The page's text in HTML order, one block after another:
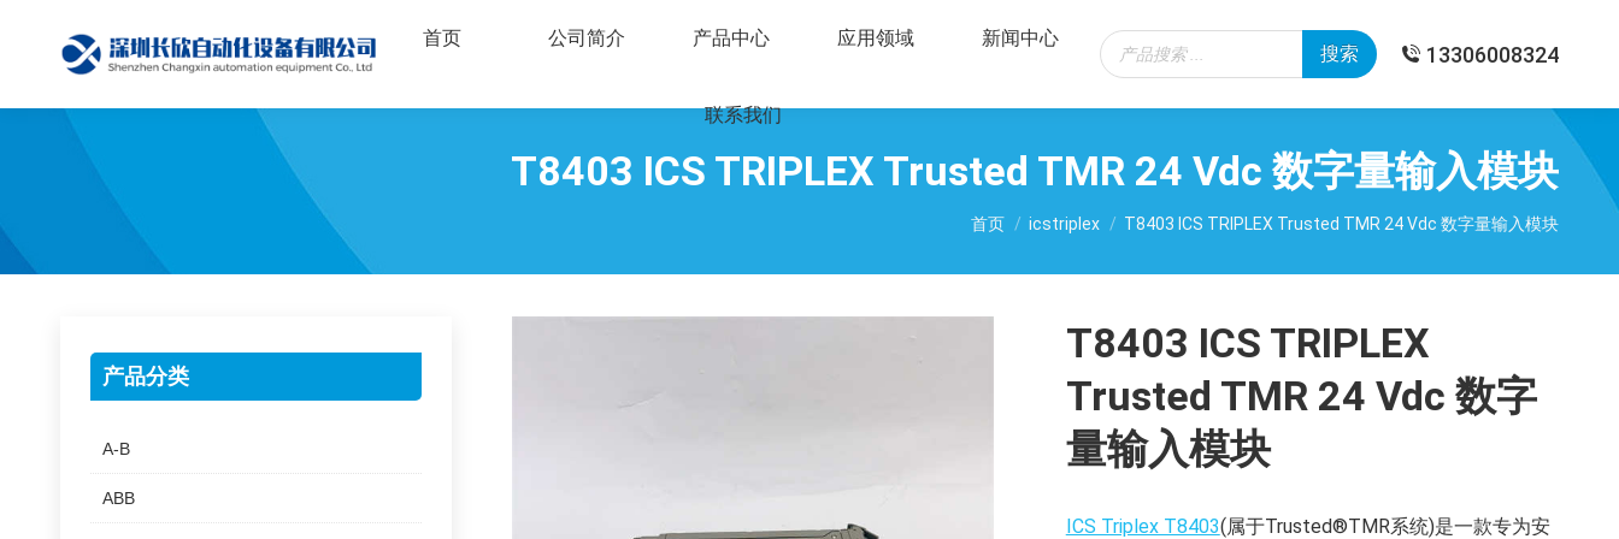
首页 公司简介 产品中心 应用领域 新闻中心
联系我们
Products
search
搜索 13306008324
T8403 ICS TRIPLEX Trusted TMR 24 Vdc 数字量输入模块
您在这里：
首页 icstriplex T8403 ICS TRIPLEX Trusted TMR 24 Vdc 数字量输入模块
T8403 ICS TRIPLEX
Trusted TMR 24 Vdc 数字
量输入模块
ICS Triplex T8403(属于Trusted®TMR系统)是一款专为安
产品分类
A-B
ABB